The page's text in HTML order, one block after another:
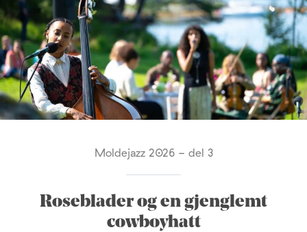
Moldejazz 2026 - del 3
Roseblader og en gjenglemt
cowboyhatt